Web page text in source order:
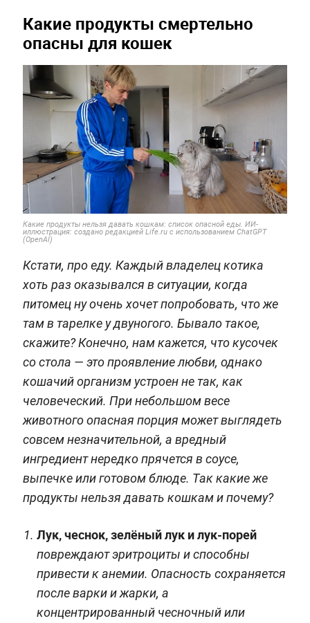
Какие продукты смертельно
опасны для кошек
Какие продукты нельзя давать кошкам: список опасной еды. ИИ-
иллюстрация: создано редакцией Life.ru с использованием ChatGPT
(OpenAI)
Кстати, про еду. Каждый владелец котика
хоть раз оказывался в ситуации, когда
питомец ну очень хочет попробовать, что же
там в тарелке у двуногого. Бывало такое,
скажите? Конечно, нам кажется, что кусочек
со стола — это проявление любви, однако
кошачий организм устроен не так, как
человеческий. При небольшом весе
животного опасная порция может выглядеть
совсем незначительной, а вредный
ингредиент нередко прячется в соусе,
выпечке или готовом блюде. Так какие же
продукты нельзя давать кошкам и почему?
Лук, чеснок, зелёный лук и лук-порей
повреждают эритроциты и способны
привести к анемии. Опасность сохраняется
после варки и жарки, а
концентрированный чесночный или